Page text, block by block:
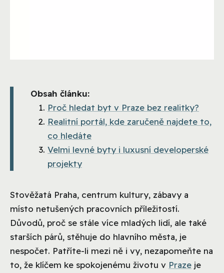
Obsah článku:
Proč hledat byt v Praze bez realitky?
Realitní portál, kde zaručeně najdete to,
co hledáte
Velmi levné byty i luxusní developerské
projekty
Stověžatá Praha, centrum kultury, zábavy a
místo netušených pracovních příležitostí.
Důvodů, proč se stále více mladých lidí, ale také
starších párů, stěhuje do hlavního města, je
nespočet. Patříte-li mezi ně i vy, nezapomeňte na
to, že klíčem ke spokojenému životu v Praze je